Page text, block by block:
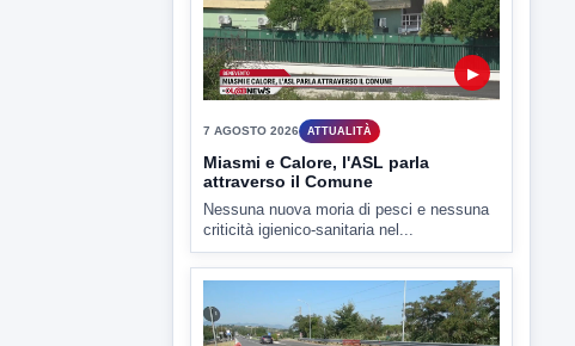
▶
Miasmi e Calore, l'ASL parla
attraverso il Comune
Nessuna nuova moria di pesci e nessuna
criticità igienico-sanitaria nel...